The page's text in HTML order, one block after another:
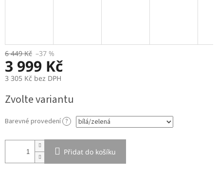
6 449 Kč –37 %
3 999 Kč
3 305 Kč bez DPH
cena:
Zvolte variantu
Barevné provedení ?
Přidat do košíku